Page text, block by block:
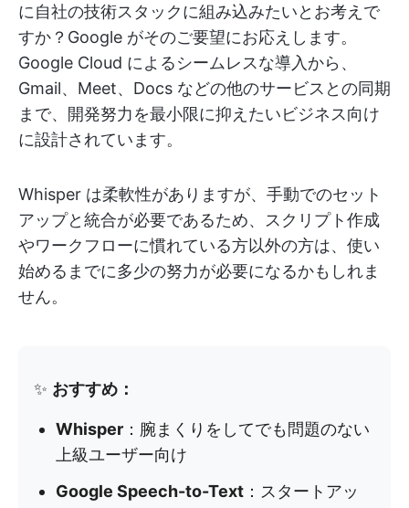
に自社の技術スタックに組み込みたいとお考えで
すか？Google がそのご要望にお応えします。
Google Cloud によるシームレスな導入から、
Gmail、Meet、Docs などの他のサービスとの同期
まで、開発努力を最小限に抑えたいビジネス向け
に設計されています。
Whisper は柔軟性がありますが、手動でのセット
アップと統合が必要であるため、スクリプト作成
やワークフローに慣れている方以外の方は、使い
始めるまでに多少の努力が必要になるかもしれま
せん。
✨ おすすめ：
Whisper ：腕まくりをしてでも問題のない
上級ユーザー向け
Google Speech-to-Text ：スタートアッ